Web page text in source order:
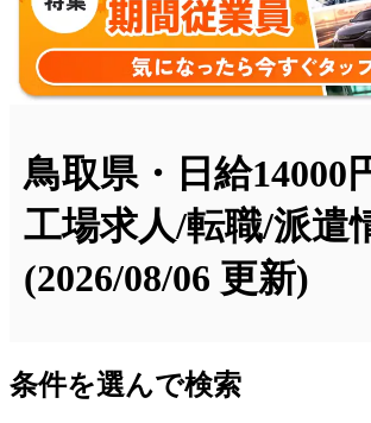
鳥取県・日給14000
工場求人/転職/派遣
(2026/08/06 更新)
条件を選んで検索